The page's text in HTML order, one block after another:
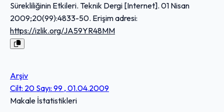
Sürekliliğinin Etkileri. Teknik Dergi [Internet]. 01 Nisan
2009;20(99):4833-50. Erişim adresi:
https://izlik.org/JA59YR48MM
Arşiv
Cilt: 20 Sayı: 99 , 01.04.2009
Makale İstatistikleri